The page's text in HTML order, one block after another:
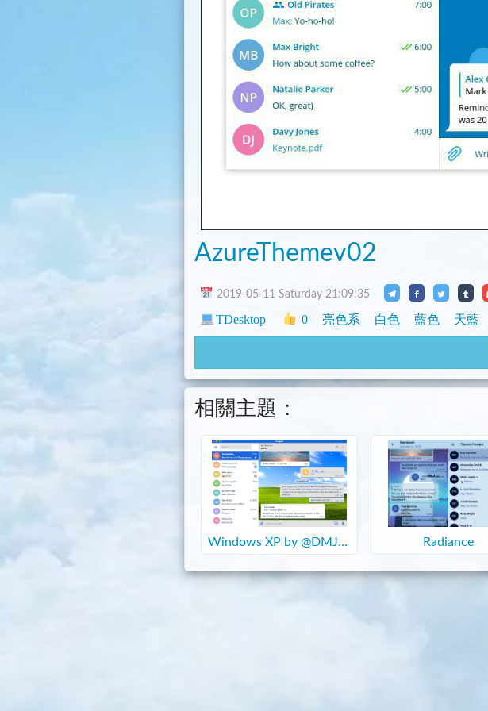
AzureThemev02
2019-05-11 Saturday 21:09:35
TDesktop 0 亮色系 白色 藍色 天藍
相關主題：
Windows XP by @DMJ_T
Radiance